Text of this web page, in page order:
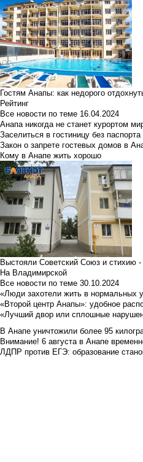
Гостям Анапы: как недорого
Рейтинг
Все новости по теме 16.04.2024
Анапа никогда не станет курортом
Заселиться в гостиницу без
Закон о запрете гостевых домов в
Кому в Анапе жить хорошо
Выстояли Советский Союз и стихию
На Владимирской
Все новости по теме 30.10.2024
«Люди захотели жить в нормальных
«Второй центр Анапы»: удобное
«Лучший двор или сплошные
В Анапе уничтожили более 95
Внимание! 6 августа в Анапе
ЛДПР против ЕГЭ: образование